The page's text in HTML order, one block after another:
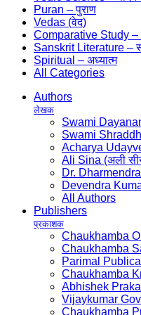
Puran – पुराण
Vedas (वेद)
Comparative Study –
Sanskrit Literature –
Spiritual – अध्यात्म
All Categories
Authors
लेखक
Swami
Swami
Acharya
Ali Sina (अली
Dr. Dharmendra
Devendra
All Authors
Publishers
प्रकाशक
Chaukhamba
Chaukhamba
Parimal
Chaukhamba
Abhishek
Vijaykumar
Chaukhamba